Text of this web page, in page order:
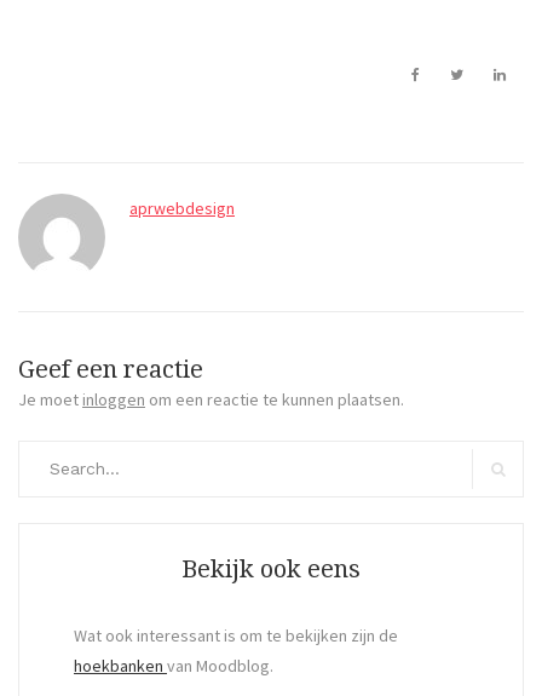
aprwebdesign
Geef een reactie
Je moet inloggen om een reactie te kunnen plaatsen.
Bekijk ook eens
Wat ook interessant is om te bekijken zijn de
hoekbanken van Moodblog.